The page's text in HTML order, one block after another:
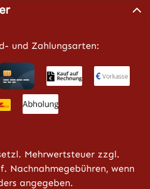
und Zahlungsarten:
Mehrwertsteuer zzgl.
Nachnahmegebühren, wenn
angegeben.